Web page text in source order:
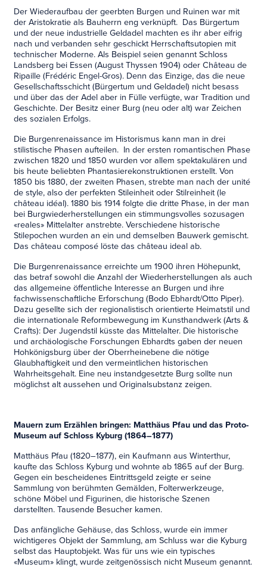
Der Wiederaufbau der geerbten Burgen und Ruinen war mit
der Aristokratie als Bauherrn eng verknüpft. Das Bürgertum
und der neue industrielle Geldadel machten es ihr aber eifrig
nach und verbanden sehr geschickt Herrschaftsutopien mit
technischer Moderne. Als Beispiel seien genannt Schloss
Landsberg bei Essen (August Thyssen 1904) oder Château de
Ripaille (Frédéric Engel-Gros). Denn das Einzige, das die neue
Gesellschaftsschicht (Bürgertum und Geldadel) nicht besass
und über das der Adel aber in Fülle verfügte, war Tradition und
Geschichte. Der Besitz einer Burg (neu oder alt) war Zeichen
des sozialen Erfolgs.
Die Burgenrenaissance im Historismus kann man in drei
stilistische Phasen aufteilen. In der ersten romantischen Phase
zwischen 1820 und 1850 wurden vor allem spektakulären und
bis heute beliebten Phantasierekonstruktionen erstellt. Von
1850 bis 1880, der zweiten Phasen, strebte man nach der unité
de style, also der perfekten Stileinheit oder Stilreinheit (le
château idéal). 1880 bis 1914 folgte die dritte Phase, in der man
bei Burgwiederherstellungen ein stimmungsvolles sozusagen
«reales» Mittelalter anstrebte. Verschiedene historische
Stilepochen wurden an ein und demselben Bauwerk gemischt.
Das château composé löste das château ideal ab.
Die Burgenrenaissance erreichte um 1900 ihren Höhepunkt,
das betraf sowohl die Anzahl der Wiederherstellungen als auch
das allgemeine öffentliche Interesse an Burgen und ihre
fachwissenschaftliche Erforschung (Bodo Ebhardt/Otto Piper).
Dazu gesellte sich der regionalistisch orientierte Heimatstil und
die internationale Reformbewegung im Kunsthandwerk (Arts &
Crafts): Der Jugendstil küsste das Mittelalter. Die historische
und archäologische Forschungen Ebhardts gaben der neuen
Hohkönigsburg über der Oberrheinebene die nötige
Glaubhaftigkeit und den vermeintlichen historischen
Wahrheitsgehalt. Eine neu instandgesetzte Burg sollte nun
möglichst alt aussehen und Originalsubstanz zeigen.
Mauern zum Erzählen bringen: Matthäus Pfau und das Proto-
Museum auf Schloss Kyburg (1864–1877)
Matthäus Pfau (1820–1877), ein Kaufmann aus Winterthur,
kaufte das Schloss Kyburg und wohnte ab 1865 auf der Burg.
Gegen ein bescheidenes Eintrittsgeld zeigte er seine
Sammlung von berühmten Gemälden, Folterwerkzeuge,
schöne Möbel und Figurinen, die historische Szenen
darstellten. Tausende Besucher kamen.
Das anfängliche Gehäuse, das Schloss, wurde ein immer
wichtigeres Objekt der Sammlung, am Schluss war die Kyburg
selbst das Hauptobjekt. Was für uns wie ein typisches
«Museum» klingt, wurde zeitgenössisch nicht Museum genannt.